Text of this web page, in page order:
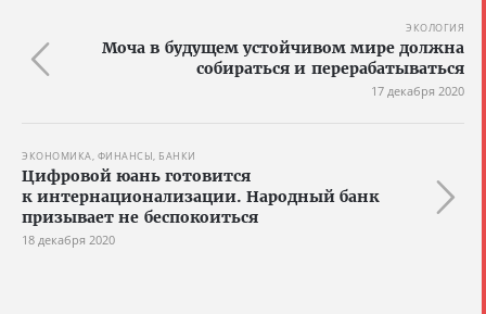
ЭКОЛОГИЯ
Моча в будущем устойчивом мире должна
собираться и перерабатываться
17 декабря 2020
ЭКОНОМИКА, ФИНАНСЫ, БАНКИ
Цифровой юань готовится
к интернационализации. Народный банк
призывает не беспокоиться
18 декабря 2020